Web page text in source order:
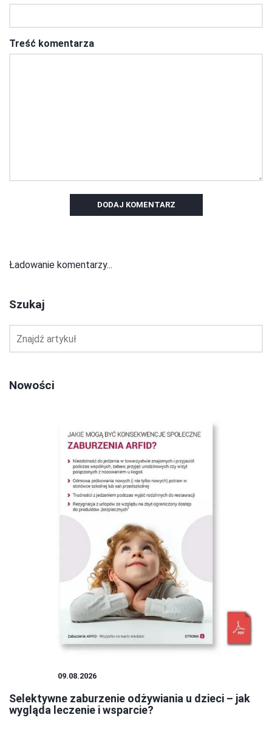
Treść komentarza
DODAJ KOMENTARZ
Ładowanie komentarzy...
Szukaj
Nowości
09.08.2026
Selektywne zaburzenie odżywiania u dzieci – jak
wygląda leczenie i wsparcie?